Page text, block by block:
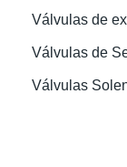
Válvulas de
Válvulas de
Válvulas